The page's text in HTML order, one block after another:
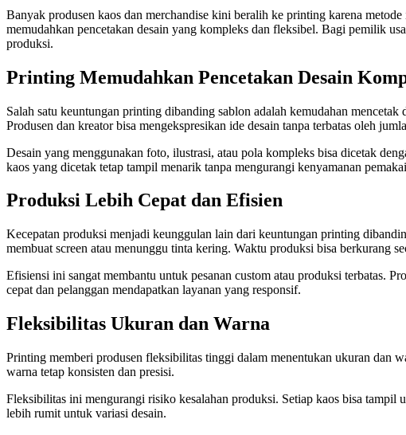
Banyak produsen kaos dan merchandise kini beralih ke printing karena
memudahkan pencetakan desain yang kompleks dan fleksibel. Bagi pemilik
produksi.
Printing Memudahkan Pencetakan Desain
Salah satu keuntungan printing dibanding sablon adalah kemudahan
Produsen dan kreator bisa mengekspresikan ide desain tanpa terbatas oleh
Desain yang menggunakan foto, ilustrasi, atau pola kompleks bisa dicetak
kaos yang dicetak tetap tampil menarik tanpa mengurangi kenyamanan
Produksi Lebih Cepat dan Efisien
Kecepatan produksi menjadi keunggulan lain dari keuntungan printing
membuat screen atau menunggu tinta kering. Waktu produksi bisa berkurang
Efisiensi ini sangat membantu untuk pesanan custom atau produksi terbatas.
cepat dan pelanggan mendapatkan layanan yang responsif.
Fleksibilitas Ukuran dan Warna
Printing memberi produsen fleksibilitas tinggi dalam menentukan ukuran dan
warna tetap konsisten dan presisi.
Fleksibilitas ini mengurangi risiko kesalahan produksi. Setiap kaos bisa
lebih rumit untuk variasi desain.